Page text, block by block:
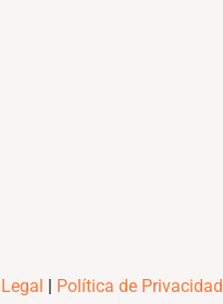
| Política de Privacidad